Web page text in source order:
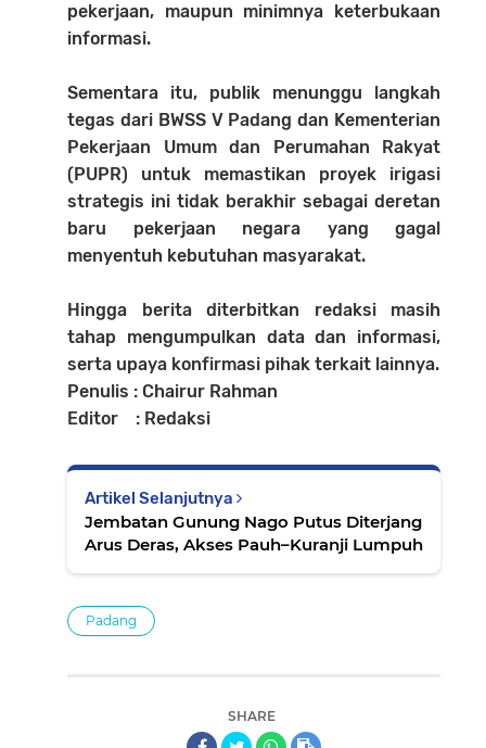
pekerjaan, maupun minimnya keterbukaan
informasi.
Sementara itu, publik menunggu langkah
tegas dari BWSS V Padang dan Kementerian
Pekerjaan Umum dan Perumahan Rakyat
(PUPR) untuk memastikan proyek irigasi
strategis ini tidak berakhir sebagai deretan
baru pekerjaan negara yang gagal
menyentuh kebutuhan masyarakat.
Hingga berita diterbitkan redaksi masih
tahap mengumpulkan data dan informasi,
serta upaya konfirmasi pihak terkait lainnya.
Penulis : Chairur Rahman
Editor : Redaksi
Artikel Selanjutnya
Jembatan Gunung Nago Putus Diterjang
Arus Deras, Akses Pauh–Kuranji Lumpuh
Padang
SHARE